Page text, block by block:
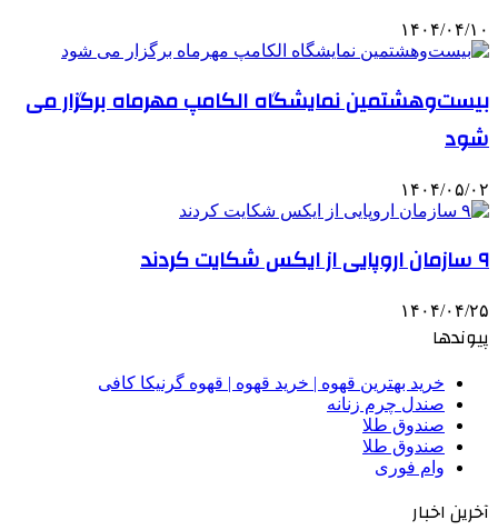
۱۴۰۴/۰۴/۱۰
بیست‌وهشتمین نمایشگاه الکامپ مهرماه برگزار می
شود
۱۴۰۴/۰۵/۰۲
۹ سازمان اروپایی از ایکس شکایت کردند
۱۴۰۴/۰۴/۲۵
پیوندها
خرید بهترین قهوه | خرید قهوه | قهوه گرنیکا کافی
صندل چرم زنانه
صندوق طلا
صندوق طلا
وام فوری
آخرین اخبار